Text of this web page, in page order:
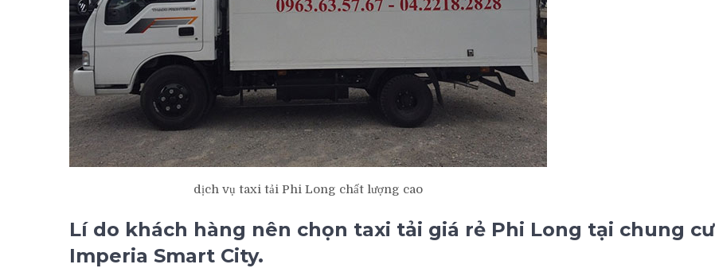
dịch vụ taxi tải Phi Long chất lượng cao
Lí do khách hàng nên chọn taxi tải giá rẻ Phi Long tại chung cư
Imperia Smart City.